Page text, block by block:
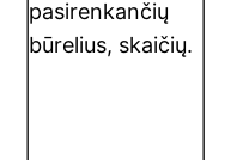
pasirenkančių
būrelius, skaičių.